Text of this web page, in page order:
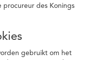
procureur des Konings
gebruikt om het